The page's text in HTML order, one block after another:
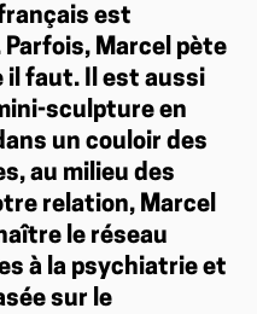
est
Marcel pète
il faut. Il est aussi
sculpture en
un couloir des
au milieu des
relation, Marcel
le réseau
à la psychiatrie et
sur le